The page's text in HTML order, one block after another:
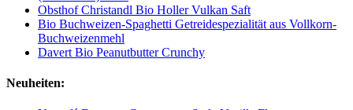
Obsthof Christandl Bio Holler Vulkan Saft
Bio Buchweizen-Spaghetti Getreidespezialität aus Vollkorn-
Buchweizenmehl
Davert Bio Peanutbutter Crunchy
Neuheiten: